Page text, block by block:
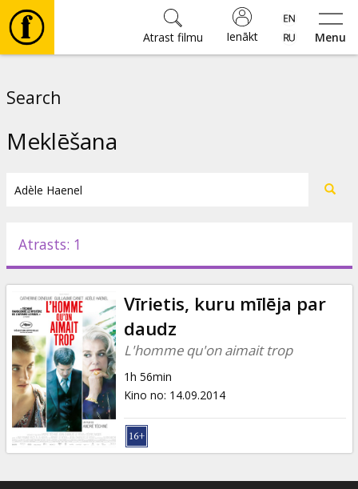
Menu
Ienākt
Atrast filmu
Pasākumi
Ziņas
Dāvanu
kartes
Uzkodas
B2B
Search
Meklēšana
Atrasts: 1
Vīrietis, kuru mīlēja par
daudz
L'homme qu'on aimait trop
1h 56min
Kino no: 14.09.2014